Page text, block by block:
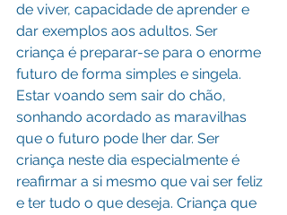
de viver, capacidade de aprender e
dar exemplos aos adultos. Ser
criança é preparar-se para o enorme
futuro de forma simples e singela.
Estar voando sem sair do chão,
sonhando acordado as maravilhas
que o futuro pode lher dar. Ser
criança neste dia especialmente é
reafirmar a si mesmo que vai ser feliz
e ter tudo o que deseja. Criança que